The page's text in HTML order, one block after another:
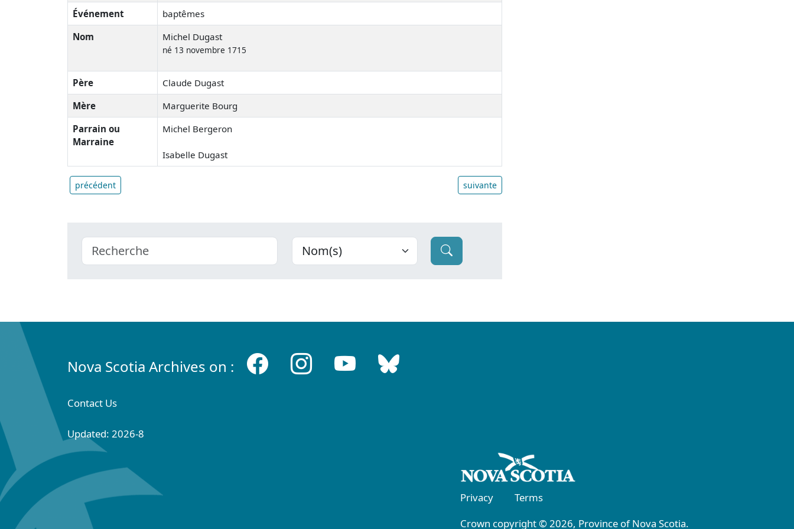
Événement
baptêmes
Nom
Michel Dugast
né 13 novembre 1715
Père
Claude Dugast
Mère
Marguerite Bourg
Parrain ou
Marraine
Michel Bergeron
Isabelle Dugast
précédent suivante
Nova Scotia Archives on :
Contact Us
Updated: 2026-8
Privacy
Terms
Crown copyright © 2026, Province of Nova Scotia.